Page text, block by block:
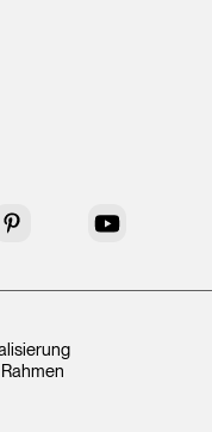
Pinterest YouTube